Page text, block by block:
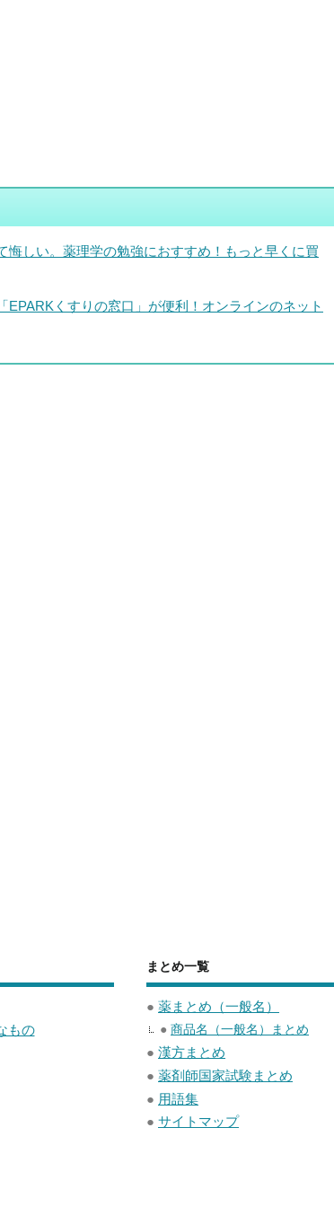
しい。薬理学の勉強におすすめ！もっと早くに買
くすりの窓口」が便利！オンラインのネット
もの
まとめ一覧
● 薬まとめ（一般名）
● 商品名（一般名）まとめ
● 漢方まとめ
● 薬剤師国家試験まとめ
● 用語集
● サイトマップ